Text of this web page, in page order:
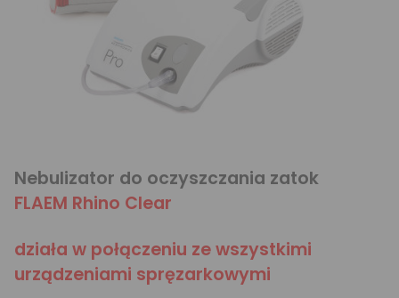
Nebulizator do oczyszczania zatok
FLAEM Rhino Clear
działa w połączeniu ze wszystkimi
urządzeniami spręzarkowymi